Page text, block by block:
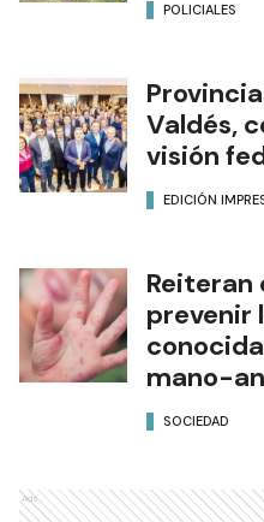
POLICIALES
Valdés,
visión
EDICIÓN
Reiteran
prevenir
mano-
SOCIEDAD
Ads